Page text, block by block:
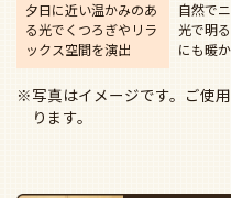
夕日に近い温かみのあ
る光でくつろぎやリラ
ックス空間を演出
自然で
光で明
にも暖
※写真はイメージです。ご使
ります。